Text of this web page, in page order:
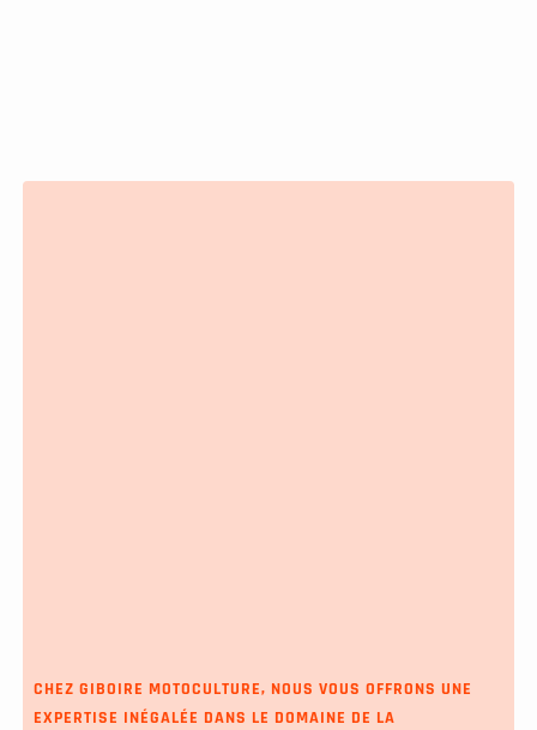
CHEZ GIBOIRE MOTOCULTURE, NOUS VOUS OFFRONS UNE
EXPERTISE INÉGALÉE DANS LE DOMAINE DE LA